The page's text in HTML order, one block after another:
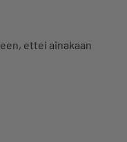
ettei ainakaan